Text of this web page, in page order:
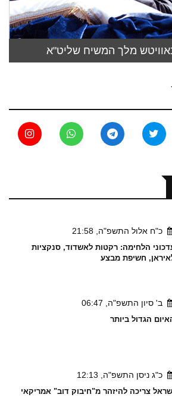
מלך המשיח שליט"א
כ"ח אלול התשפ"ה, 21:58
הלחימה: רקטות לאשדוד, סנקציות
חשיפת מבצע
ב' סיון התשפ"ה, 06:47
הגדול ביותר
כ"ג ניסן התשפ"ה, 12:13
צריכה להיזהר מ"חיבוק דוב" אמריקאי